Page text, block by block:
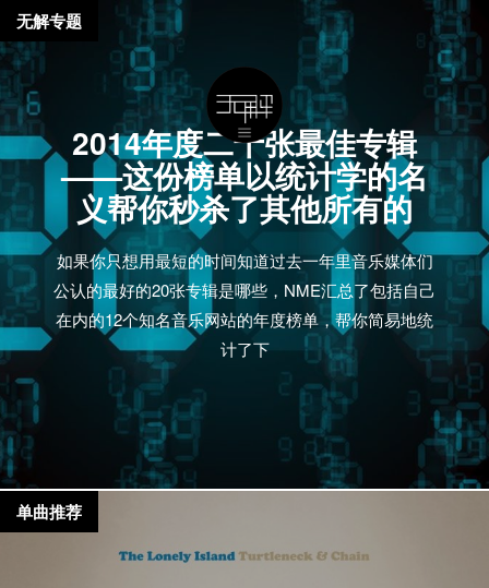
2014年度二十张最佳专辑
——这份榜单以统计学的名
义帮你秒杀了其他所有的
如果你只想用最短的时间知道过去一年里音乐媒体们
公认的最好的20张专辑是哪些，NME汇总了包括自己
在内的12个知名音乐网站的年度榜单，帮你简易地统
计了下
无解专题
单曲推荐